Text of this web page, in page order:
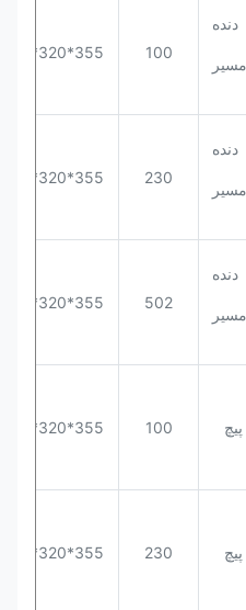
دنده
مسیر
100
355*320*563
دنده
مسیر
230
355*320*563
دنده
مسیر
502
355*320*563
پیچ 100
355*320*563
پیچ 230
355*320*563